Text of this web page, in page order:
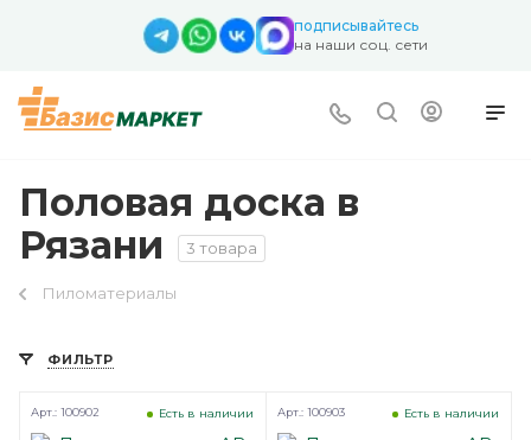
подписывайтесь
на наши соц. сети
Половая доска в
Рязани
3 товара
Пиломатериалы
ФИЛЬТР
Есть в наличии
Арт.: 100902 Есть в наличии
Арт.: 100903